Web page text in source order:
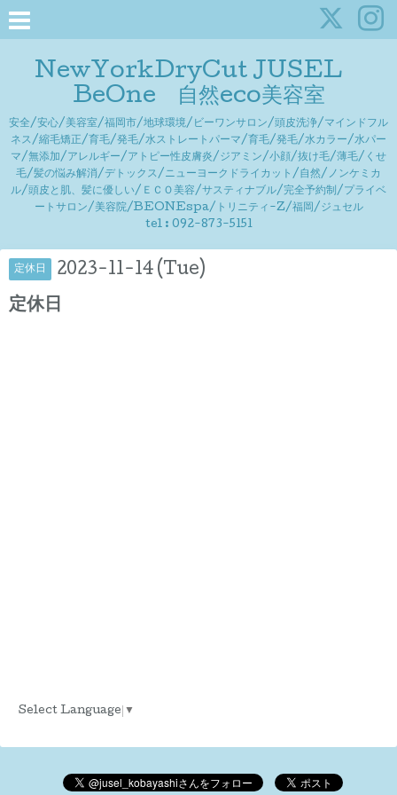
NewYorkDryCut JUSEL
BeOne 自然eco美容室
安全/安心/美容室/福岡市/地球環境/ビーワンサロン/頭皮洗浄/マインドフル
ネス/縮毛矯正/育毛/発毛/水ストレートパーマ/育毛/発毛/水カラー/水パー
マ/無添加/アレルギー/アトピー性皮膚炎/ジアミン/小顔/抜け毛/薄毛/くせ
毛/髪の悩み解消/デトックス/ニューヨークドライカット/自然/ノンケミカ
ル/頭皮と肌、髪に優しい/ＥＣＯ美容/サスティナブル/完全予約制/プライベ
ートサロン/美容院/BEONEspa/トリニティ-Z/福岡/ジュセル
tel : 092-873-5151
定休日 2023-11-14 (Tue)
定休日
Select Language ▼